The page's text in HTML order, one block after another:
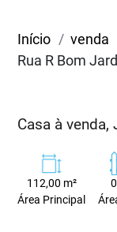
Início venda
Rua R Bom
Casa à
112,00 m²
Área Principal